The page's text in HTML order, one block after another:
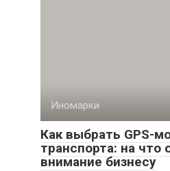
Иномарки
Как выбрать GPS-
транспорта: на что
внимание бизнесу